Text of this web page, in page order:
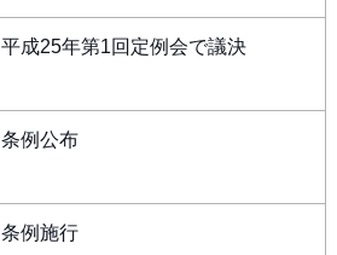
平成25年第1回定例会で議決
条例公布
条例施行